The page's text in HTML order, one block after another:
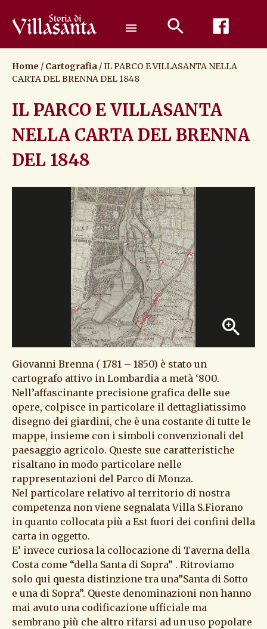
contenuto
menu
Home / Cartografia /IL PARCO E VILLASANTA NELLA
CARTA DEL BRENNA DEL 1848
IL PARCO E VILLASANTA
NELLA CARTA DEL BRENNA
DEL 1848
zoom_in
Giovanni Brenna ( 1781 – 1850) è stato un
cartografo attivo in Lombardia a metà ‘800.
Nell’affascinante precisione grafica delle sue
opere, colpisce in particolare il dettagliatissimo
disegno dei giardini, che è una costante di tutte le
mappe, insieme con i simboli convenzionali del
paesaggio agricolo. Queste sue caratteristiche
risaltano in modo particolare nelle
rappresentazioni del Parco di Monza.
Nel particolare relativo al territorio di nostra
competenza non viene segnalata Villa S.Fiorano
in quanto collocata più a Est fuori dei confini della
carta in oggetto.
E’ invece curiosa la collocazione di Taverna della
Costa come “della Santa di Sopra” . Ritroviamo
solo qui questa distinzione tra una”Santa di Sotto
e una di Sopra”. Queste denominazioni non hanno
mai avuto una codificazione ufficiale ma
sembrano più che altro rifarsi ad un uso popolare